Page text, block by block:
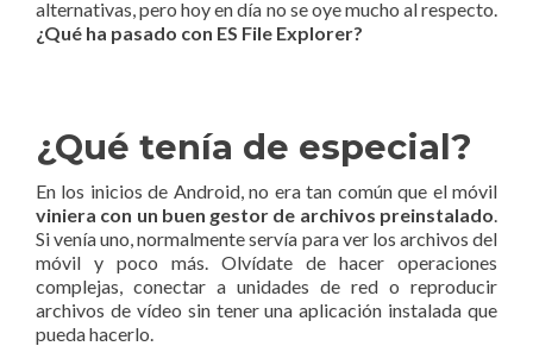
alternativas, pero hoy en día no se oye mucho al respecto.
¿Qué ha pasado con ES File Explorer?
¿Qué tenía de especial?
En los inicios de Android, no era tan común que el móvil
viniera con un buen gestor de archivos preinstalado
Si venía uno, normalmente servía para ver los archivos del
móvil y poco más. Olvídate de hacer operaciones
complejas, conectar a unidades de red o reproducir
archivos de vídeo sin tener una aplicación instalada que
pueda hacerlo.